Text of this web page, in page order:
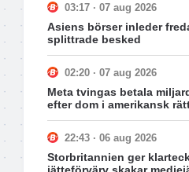
03:17 · 07 aug 2026
Asiens börser inleder
splittrade besked
02:20 · 07 aug 2026
Meta tvingas betala
efter dom i amerikansk
22:43 · 06 aug 2026
Storbritannien ger